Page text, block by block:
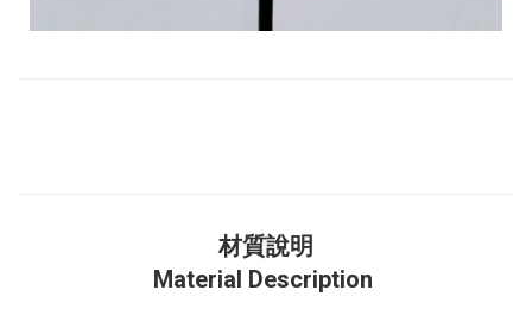
材質說明
Material Description